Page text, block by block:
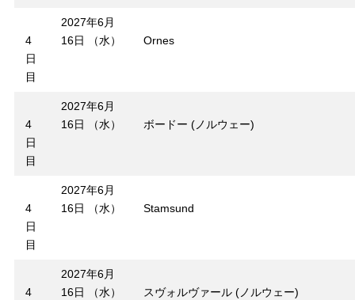
4
日
目
2027年6月
16日 （水）
Ornes
4
日
目
2027年6月
16日 （水）
ボードー (ノルウェー)
4
日
目
2027年6月
16日 （水）
Stamsund
4
2027年6月
16日 （水）
スヴォルヴァール (ノルウェー)